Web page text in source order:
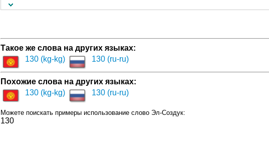
Такое же слова на других языках:
130 (kg-kg)
130 (ru-ru)
Похожие слова на других языках:
130 (kg-kg)
130 (ru-ru)
Можете поискать примеры использование слово Эл-Создук:
130